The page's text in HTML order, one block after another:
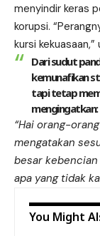
menyindir keras
korupsi.
kursi kekuasaan,”
Dari sudut
kemunafikan
tapi tetap
mengingatkan:
“Hai orang-
mengatakan
besar kebencian
apa yang tidak
You Might